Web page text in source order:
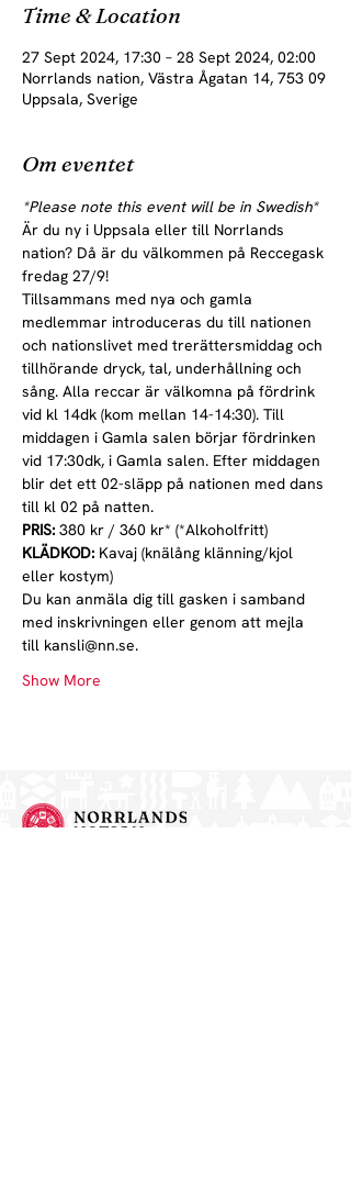
Time & Location
27 Sept 2024, 17:30 – 28 Sept 2024, 02:00
Norrlands nation, Västra Ågatan 14, 753 09
Uppsala, Sverige
Om eventet
*Please note this event will be in Swedish*
Är du ny i Uppsala eller till Norrlands
nation? Då är du välkommen på Reccegask
fredag 27/9!
Tillsammans med nya och gamla
medlemmar introduceras du till nationen
och nationslivet med trerättersmiddag och
tillhörande dryck, tal, underhållning och
sång. Alla reccar är välkomna på fördrink
vid kl 14dk (kom mellan 14-14:30). Till
middagen i Gamla salen börjar fördrinken
vid 17:30dk, i Gamla salen. Efter middagen
blir det ett 02-släpp på nationen med dans
till kl 02 på natten.
PRIS: 380 kr / 360 kr* (*Alkoholfritt)
KLÄDKOD: Kavaj (knälång klänning/kjol
eller kostym)
Du kan anmäla dig till gasken i samband
med inskrivningen eller genom att mejla
till kansli@nn.se.
Show More